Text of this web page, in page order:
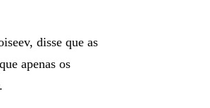
disse que as
apenas os